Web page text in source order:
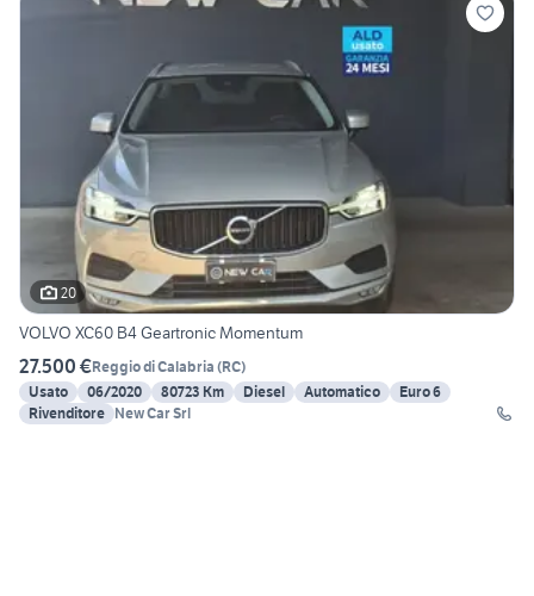
20
VOLVO XC60 B4 Geartronic Momentum
27.500 €Reggio di Calabria (RC)
Usato
06/2020 80723 Km Diesel Automatico
Euro 6
Rivenditore New Car Srl